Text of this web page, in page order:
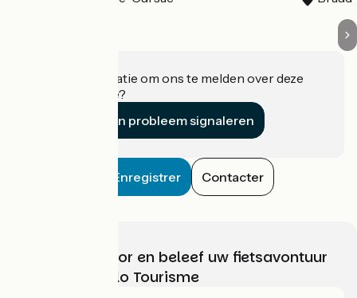
Heeft u informatie om ons te melden over deze
accommodatie?
Een probleem signaleren
Enregistrer Contacter
Kies, bereid voor en beleef uw fietsavontuur
met France Vélo Tourisme